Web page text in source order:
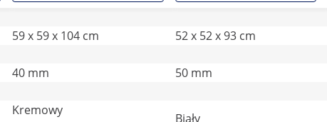
59 x 59 x 104 cm 52 x 52 x 93 cm
40 mm 50 mm
Kremowy
Biały